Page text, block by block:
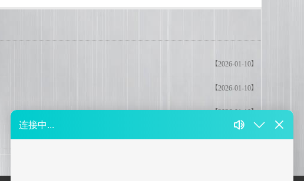
【2026-01-10】
【2026-01-10】
【2026-01-10】